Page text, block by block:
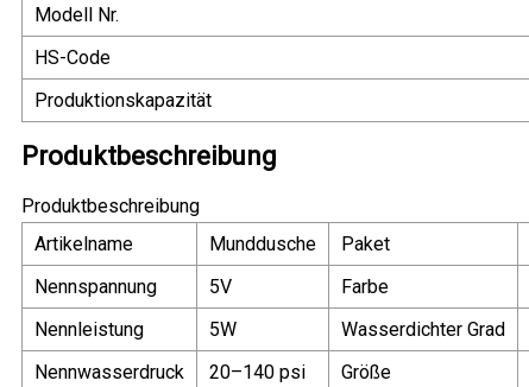
Modell Nr.
HS-Code
Produktionskapazität
Produktbeschreibung
Produktbeschreibung
Artikelname
Munddusche Paket
Nennspannung
5V Farbe
Nennleistung
5W Wasserdichter Grad
Nennwasserdruck
20–140 psi Größe